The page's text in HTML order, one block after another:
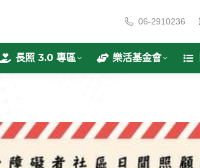
06-2910236
長照 3.0 專區 樂活基金會